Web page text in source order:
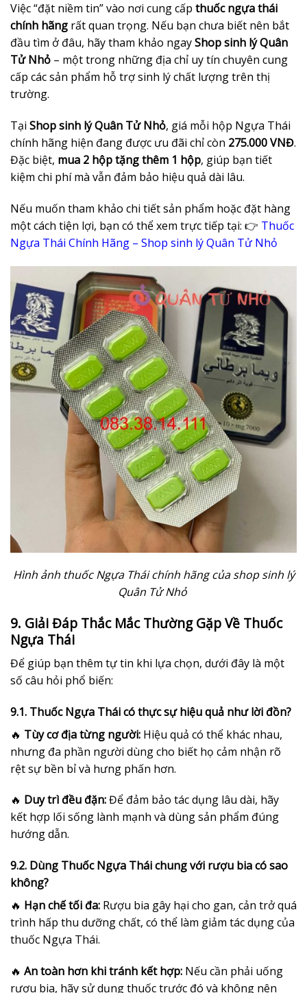
Việc “đặt niềm tin” vào nơi cung cấp thuốc ngựa thái
chính hãng rất quan trọng. Nếu bạn chưa biết nên bắt
đầu tìm ở đâu, hãy tham khảo ngayShop sinh lý Quân
Tử Nhỏ – một trong những địa chỉ uy tín chuyên cung
cấp các sản phẩm hỗ trợ sinh lý chất lượng trên thị
trường.
Tại Shop sinh lý Quân Tử Nhỏ, giá mỗi hộp Ngựa Thái
chính hãng hiện đang được ưu đãi chỉ còn 275.000 VNĐ.
Đặc biệt, mua 2 hộp tặng thêm 1 hộp, giúp bạn tiết
kiệm chi phí mà vẫn đảm bảo hiệu quả dài lâu.
Nếu muốn tham khảo chi tiết sản phẩm hoặc đặt hàng
một cách tiện lợi, bạn có thể xem trực tiếp tại: 👉 Thuốc
Ngựa Thái Chính Hãng – Shop sinh lý Quân Tử Nhỏ
Hình ảnh thuốc Ngựa Thái chính hãng của shop sinh lý
Quân Tử Nhỏ
9. Giải Đáp Thắc Mắc Thường Gặp Về Thuốc
Ngựa Thái
Để giúp bạn thêm tự tin khi lựa chọn, dưới đây là một
số câu hỏi phổ biến:
9.1. Thuốc Ngựa Thái có thực sự hiệu quả như lời đồn?
🔥 Tùy cơ địa từng người: Hiệu quả có thể khác nhau,
nhưng đa phần người dùng cho biết họ cảm nhận rõ
rệt sự bền bỉ và hưng phấn hơn.
🔥 Duy trì đều đặn:Để đảm bảo tác dụng lâu dài, hãy
kết hợp lối sống lành mạnh và dùng sản phẩm đúng
hướng dẫn.
9.2. Dùng Thuốc Ngựa Thái chung với rượu bia có sao
không?
🔥 Hạn chế tối đa: Rượu bia gây hại cho gan, cản trở quá
trình hấp thu dưỡng chất, có thể làm giảm tác dụng của
thuốc Ngựa Thái.
🔥 An toàn hơn khi tránh kết hợp: Nếu cần phải uống
rượu bia, hãy sử dụng thuốc trước đó và không nên